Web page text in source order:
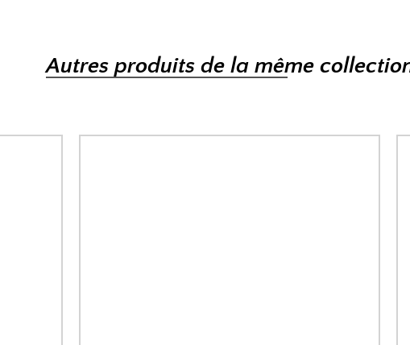
Autres produits de la même